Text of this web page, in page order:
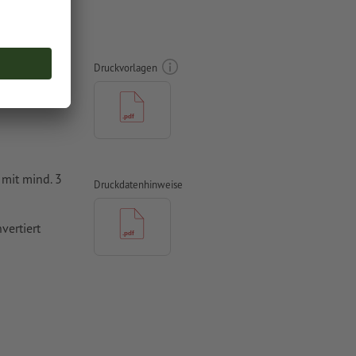
mind. 3
Druckvorlagen
Druckdatenhinweise